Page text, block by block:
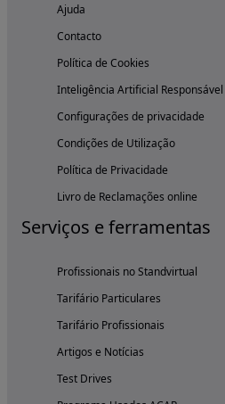
Ajuda
Contacto
Política de Cookies
Inteligência Artificial Responsável
Configurações de privacidade
Condições de Utilização
Política de Privacidade
Livro de Reclamações online
Serviços e ferramentas
Profissionais no Standvirtual
Tarifário Particulares
Tarifário Profissionais
Artigos e Notícias
Test Drives